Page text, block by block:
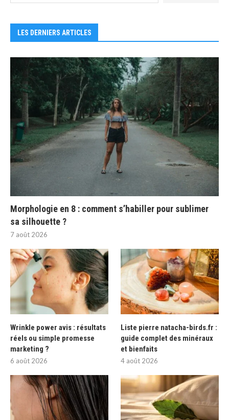
LES DERNIERS ARTICLES
Morphologie en 8 : comment s’habiller pour sublimer
sa silhouette ?
7 août 2026
Wrinkle power avis : résultats
réels ou simple promesse
marketing ?
6 août 2026
Liste pierre natacha-birds.fr :
guide complet des minéraux
et bienfaits
4 août 2026